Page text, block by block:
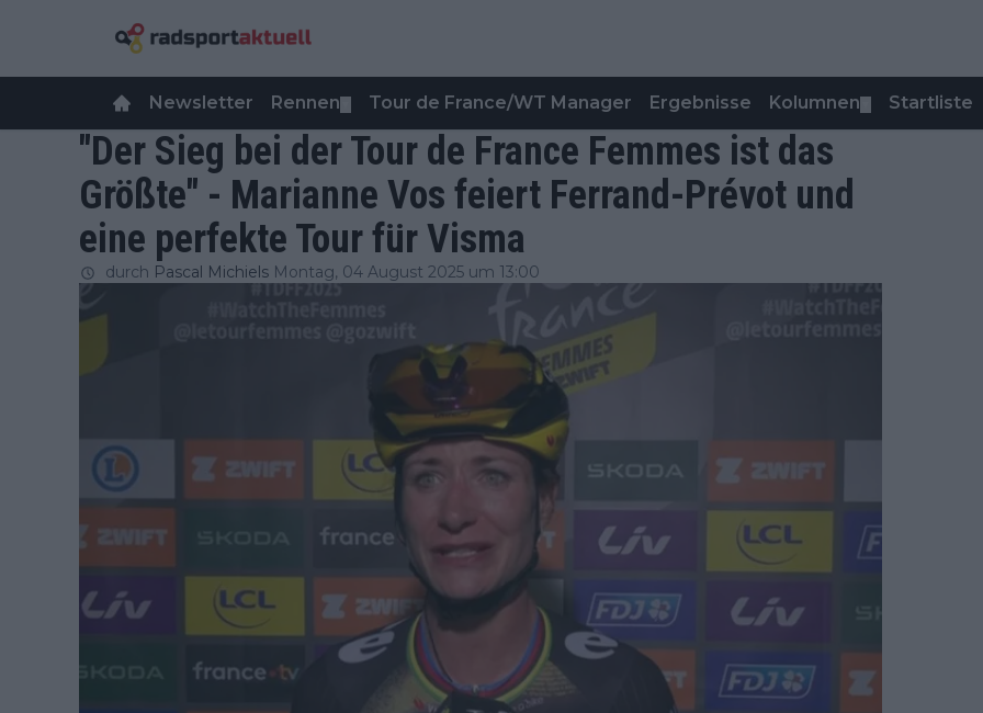
Newsletter Rennen Tour de France/WT Manager Ergebnisse Kolumnen Startliste
"Der Sieg bei der Tour de France Femmes ist das
Größte" - Marianne Vos feiert Ferrand-Prévot und
eine perfekte Tour für Visma
durch Pascal Michiels Montag, 04 August 2025 um 13:00